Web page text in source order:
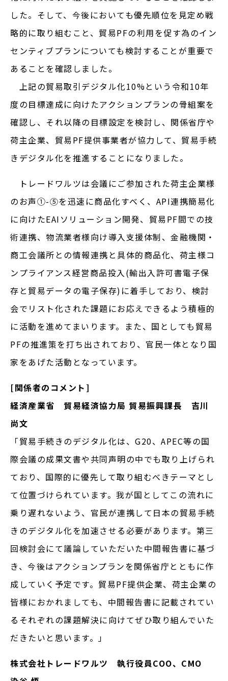
した。そして、今後においても優先順位を見定め戦
略的に取り組むこと、貿易PFの利用を促す為のイン
センティブプランについても検討することが重要で
あることを確認しました。
上記の貿易取引デジタル化10%という令和10年
度の目標達成に向けたアクションプランの骨組案を
確認し、それ以降の目標設定を検討し、関係省庁や
荷主企業、貿易PF提供事業者が協力して、貿易手続
きデジタル化を推進することになりました。
トレードワルツは会議にご参加された荷主企業様
のお声①-⑤を迅速に商品化すべく、API連携簡易化
に向けたEAIソリューション開発、貿易PF間での技
術連携、物流業者様向け導入支援体制、金融機関・
商工会議所との情報連携と具体的商品化、荷主様コ
ンプライアンス経営商品投入(輸出入許可書電子保
存と貿易データの電子保存)に着手しており、検討
会でリスト化された課題にお応えできるよう積極的
に活動を進めてまいります。また、国としても貿易
PFの推進策を打ち出されており、官民一体となり国
家をあげた活動となっています。
[関係者のコメント]
経済産業省 貿易経済協力局 貿易振興課長 吉川
尚文
「貿易手続きのデジタル化は、G20、APEC等の国
際会議の成果文書や共同声明の中でも取り上げられ
ており、国際的に優先して取り組むべきテーマとし
て位置づけられています。我が国としてこの流れに
乗り遅れないよう、官民が連携して日本の貿易手続
きのデジタル化を加速させる必要があります。第三
回検討会にて議論していただいた中間報告書に基づ
き、今後はアクションプランを関係省庁とともに作
成していく予定です。貿易PF提供企業、荷主企業の
皆様におかれましても、中間報告書に記載されてい
るそれぞれの課題解決に向けてぜひ取り組んでいた
だきたいと思います。」
株式会社トレードワルツ 執行役員COO、CMO